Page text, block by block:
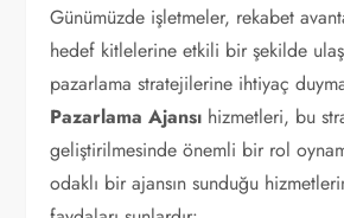
Günümüzde işletmeler, rekabet
hedef kitlelerine etkili bir şekilde
pazarlama stratejilerine ihtiyaç
Pazarlama Ajansı hizmetleri, bu
geliştirilmesinde önemli bir rol
odaklı bir ajansın sunduğu